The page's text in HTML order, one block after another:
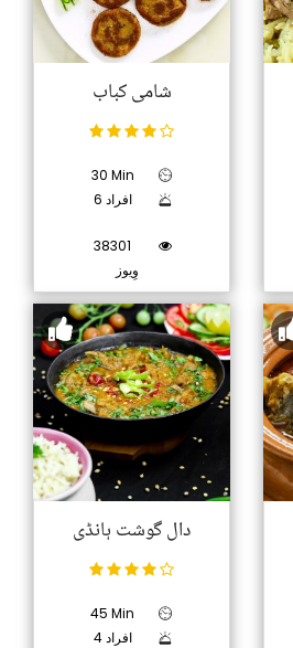
شامی کباب
30 Min
6 افراد
38301
وِیوز
دال گوشت ہانڈی
45 Min
4 افراد